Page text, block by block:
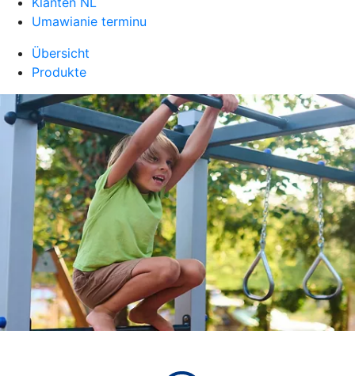
Umawianie terminu
Übersicht
Produkte